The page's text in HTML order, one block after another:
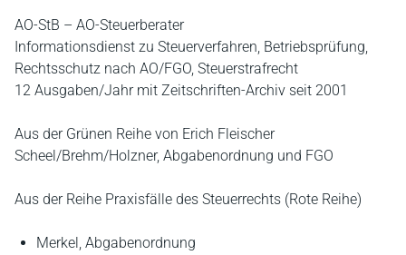
AO-StB – AO-Steuerberater
Informationsdienst zu Steuerverfahren, Betriebsprüfung,
Rechtsschutz nach AO/FGO, Steuerstrafrecht
12 Ausgaben/Jahr mit Zeitschriften-Archiv seit 2001
Aus der Grünen Reihe von Erich Fleischer
Scheel/Brehm/Holzner, Abgabenordnung und FGO
Aus der Reihe Praxisfälle des Steuerrechts (Rote Reihe)
Merkel, Abgabenordnung